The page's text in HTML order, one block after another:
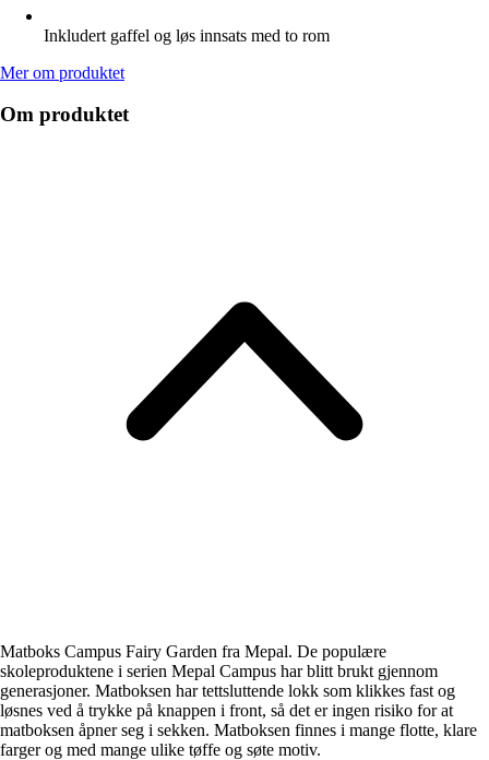
Inkludert gaffel og løs innsats med to rom
Mer om produktet
Om produktet
Matboks Campus Fairy Garden fra Mepal. De populære
skoleproduktene i serien Mepal Campus har blitt brukt gjennom
generasjoner. Matboksen har tettsluttende lokk som klikkes fast og
løsnes ved å trykke på knappen i front, så det er ingen risiko for at
matboksen åpner seg i sekken. Matboksen finnes i mange flotte, klare
farger og med mange ulike tøffe og søte motiv.